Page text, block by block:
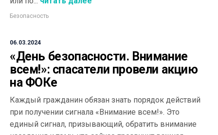
Безопасность
06.03.2024
«День безопасности. Внимание
всем!»: спасатели провели акцию
на ФОКе
Каждый гражданин обязан знать порядок действий
при получении сигнала «Внимание всем!». Это
единый сигнал, призывающий, обратить внимание